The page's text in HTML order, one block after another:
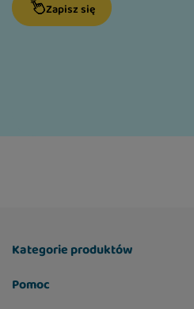
Zapisz się
Kategorie produktów
Pomoc